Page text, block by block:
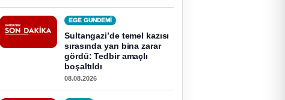
EGE GUNDEMİ
Sultangazi’de temel kazısı
sırasında yan bina zarar
gördü: Tedbir amaçlı
boşaltıldı
08.08.2026